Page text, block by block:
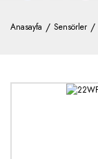
Anasayfa Sensörler